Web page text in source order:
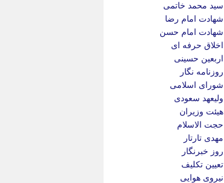
سید محمد خاتمی
شهادت امام رضا
شهادت امام حسن
اخلاق حرفه ای
اربعین حسینی
روزنامه نگار
شورای اسلامی
ولیعهد سعودی
هیئت وزیران
حجت الاسلام
مهدی تارتار
روز خبرنگار
تعیین تکلیف
نیروی هوایی